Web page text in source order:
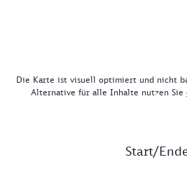
Die Karte ist visuell optimiert und nicht
Alternative für alle Inhalte nutzen Sie
Start/